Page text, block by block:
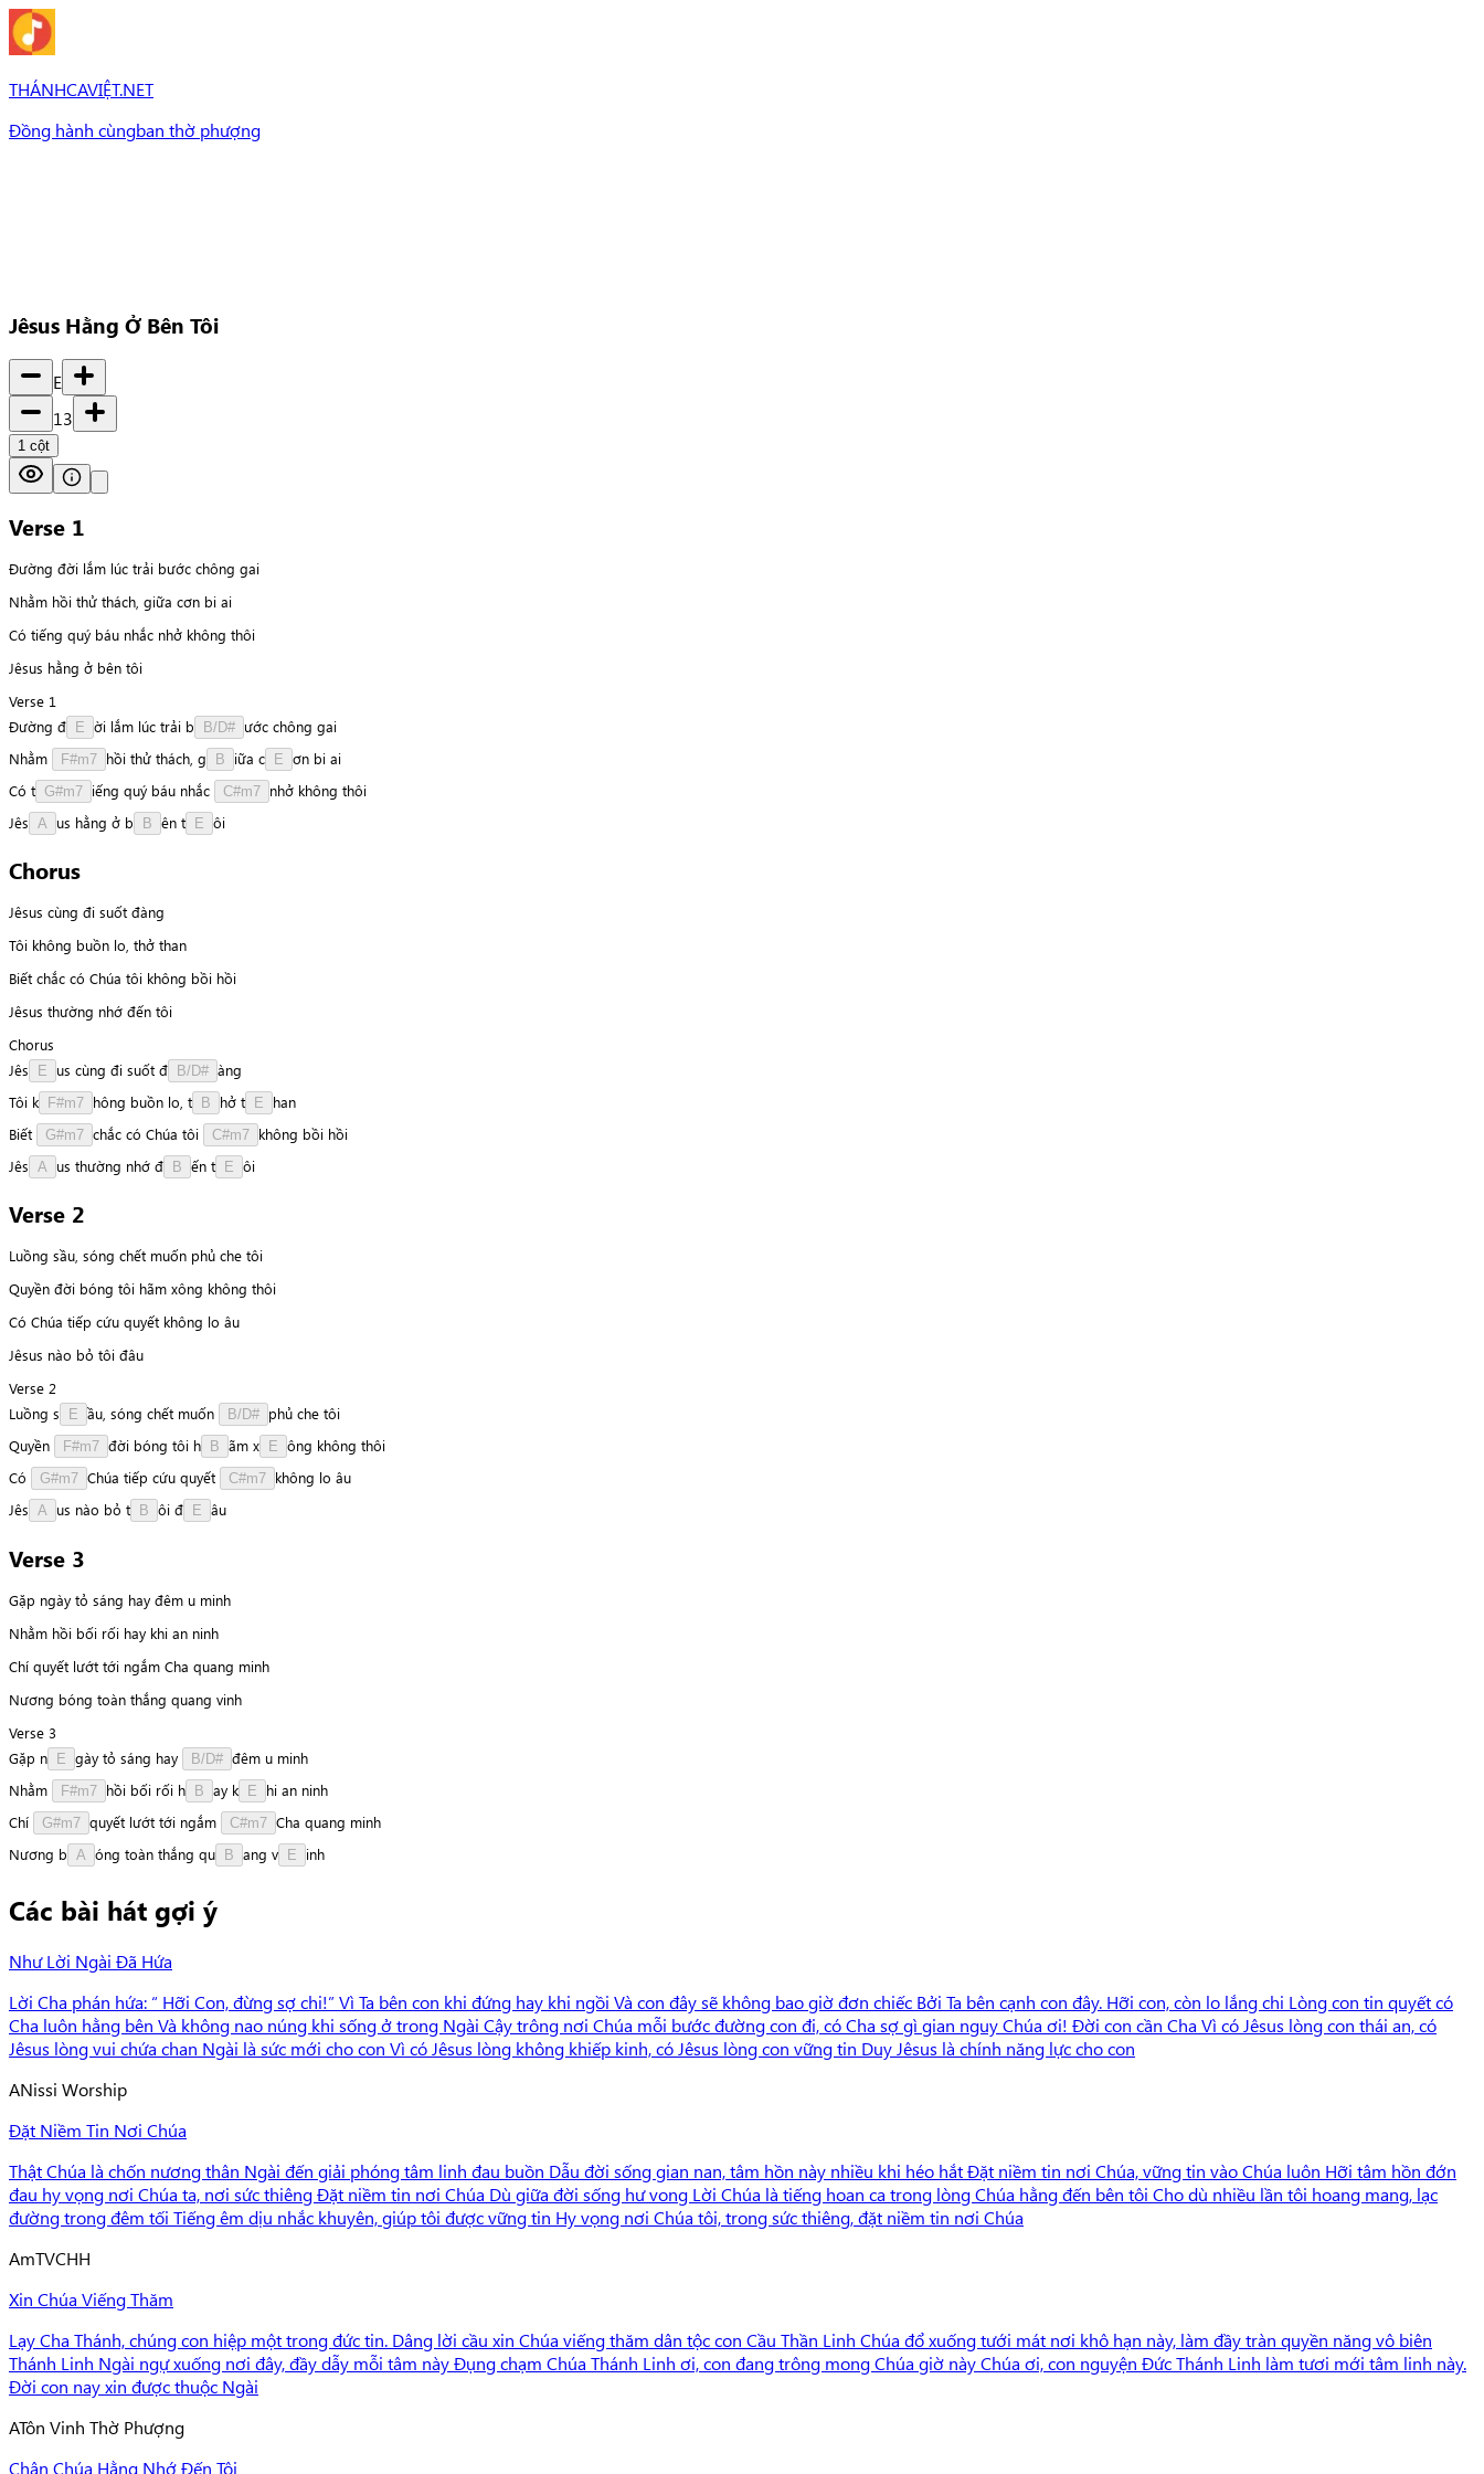
THÁNHCAVIỆT.NET
Đồng hành cùngban thờ phượng
Jêsus Hằng Ở Bên Tôi
E
13
1 cột
Verse 1
Đường đời lắm lúc trải bước chông gai
Nhằm hồi thử thách, giữa cơn bi ai
Có tiếng quý báu nhắc nhở không thôi
Jêsus hằng ở bên tôi
Verse 1
Đường đ E ời lắm lúc trải b B/D# ước chông gai
Nhằm
F#m7 hồi thử thách, g B iữa c E ơn bi ai
Có t G#m7 iếng quý báu nhắc C#m7 nhở không thôi
Jês A us hằng ở b B ên t E ôi
Chorus
Jêsus cùng đi suốt đàng
Tôi không buồn lo, thở than
Biết chắc có Chúa tôi không bồi hồi
Jêsus thường nhớ đến tôi
Chorus
Jês E us cùng đi suốt đ B/D# àng
Tôi k F#m7 hông buồn lo, t B hở t E han
Biết
G#m7 chắc có Chúa tôi C#m7 không bồi hồi
Jês A us thường nhớ đ B ến t E ôi
Verse 2
Luồng sầu, sóng chết muốn phủ che tôi
Quyền đời bóng tôi hãm xông không thôi
Có Chúa tiếp cứu quyết không lo âu
Jêsus nào bỏ tôi đâu
Verse 2
Luồng s E ầu, sóng chết muốn B/D# phủ che tôi
Quyền
F#m7 đời bóng tôi h B ãm x E ông không thôi
Có
G#m7 Chúa tiếp cứu quyết C#m7 không lo âu
Jês A us nào bỏ t B ôi đ E âu
Verse 3
Gặp ngày tỏ sáng hay đêm u minh
Nhằm hồi bối rối hay khi an ninh
Chí quyết lướt tới ngắm Cha quang minh
Nương bóng toàn thắng quang vinh
Verse 3
Gặp n E gày tỏ sáng hay B/D# đêm u minh
Nhằm
F#m7 hồi bối rối h B ay k E hi an ninh
Chí
G#m7 quyết lướt tới ngắm C#m7 Cha quang minh
Nương b A óng toàn thắng qu B ang v E inh
Các bài hát gợi ý
Như Lời Ngài Đã Hứa
Lời Cha phán hứa: “ Hỡi Con, đừng sợ chi!” Vì Ta bên con khi đứng hay khi ngồi Và con đây sẽ không bao giờ đơn chiếc Bởi Ta bên cạnh con đây. Hỡi con, còn lo lắng chi Lòng con tin quyết có
Cha luôn hằng bên Và không nao núng khi sống ở trong Ngài Cậy trông nơi Chúa mỗi bước đường con đi, có Cha sợ gì gian nguy Chúa ơi! Đời con cần Cha Vì có Jêsus lòng con thái an, có
Jêsus lòng vui chứa chan Ngài là sức mới cho con Vì có Jêsus lòng không khiếp kinh, có Jêsus lòng con vững tin Duy Jêsus là chính năng lực cho con
ANissi Worship
Đặt Niềm Tin Nơi Chúa
Thật Chúa là chốn nương thân Ngài đến giải phóng tâm linh đau buồn Dẫu đời sống gian nan, tâm hồn này nhiều khi héo hắt Đặt niềm tin nơi Chúa, vững tin vào Chúa luôn Hỡi tâm hồn đớn
đau hy vọng nơi Chúa ta, nơi sức thiêng Đặt niềm tin nơi Chúa Dù giữa đời sống hư vong Lời Chúa là tiếng hoan ca trong lòng Chúa hằng đến bên tôi Cho dù nhiều lần tôi hoang mang, lạc
đường trong đêm tối Tiếng êm dịu nhắc khuyên, giúp tôi được vững tin Hy vọng nơi Chúa tôi, trong sức thiêng, đặt niềm tin nơi Chúa
AmTVCHH
Xin Chúa Viếng Thăm
Lạy Cha Thánh, chúng con hiệp một trong đức tin. Dâng lời cầu xin Chúa viếng thăm dân tộc con Cầu Thần Linh Chúa đổ xuống tưới mát nơi khô hạn này, làm đầy tràn quyền năng vô biên
Thánh Linh Ngài ngự xuống nơi đây, đầy dẫy mỗi tâm này Đụng chạm Chúa Thánh Linh ơi, con đang trông mong Chúa giờ này Chúa ơi, con nguyện Đức Thánh Linh làm tươi mới tâm linh này.
Đời con nay xin được thuộc Ngài
ATôn Vinh Thờ Phượng
Chân Chúa Hằng Nhớ Đến Tôi